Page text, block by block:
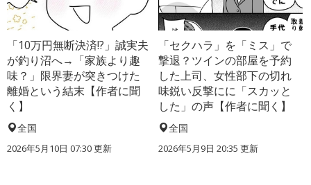
「10万円無断決済!?」誠実夫
が釣り沼へ→「家族より趣
味？」限界妻が突きつけた
離婚という結末【作者に聞
く】
全国
2026年5月10日 07:30 更新
「セクハラ」を「ミス」で
撃退？ツインの部屋を予約
した上司、女性部下の切れ
味鋭い反撃にに「スカッと
した」の声【作者に聞く】
全国
2026年5月9日 20:35 更新